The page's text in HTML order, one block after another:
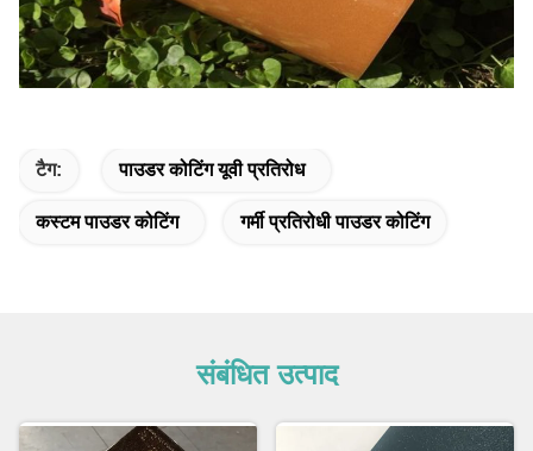
टैग: पाउडर कोटिंग यूवी प्रतिरोध
कस्टम पाउडर कोटिंग गर्मी प्रतिरोधी पाउडर कोटिंग
संबंधित उत्पाद